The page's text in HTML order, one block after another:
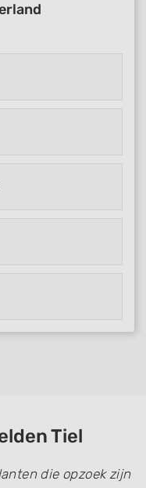
Tiel
die opzoek zijn